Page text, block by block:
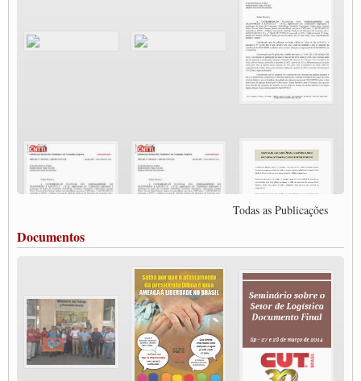
Modal-Live#9 Quais são os direitos dos trabalhador@s que contraem a Covid-19 na
Participe da Campanha Fora Bolsonaro
CNTTL e FECOOTAC apoiam Campanha de testes de COVID-19 para
MODAL-LIVE#8 - Lideranças sindicais da CNTTL, CGTB e dos caminhoneiros
O PAPEL DA ITF E FUTAC NAS LUTAS, EMPREGO, DIREITOS EM
ESCALA GLOBAL E DA DEFESA DA VIDA
Modal-Live #6: Com participação especial do professor da Unisinos e Doutor em
Ciências da Comunicação da USP, Rafael Grohmann, que coordena uma pesquisa
MODAL-LIVE #5 IMPACTOS DA COVID-19 NO TRABALHO VIÁRIO
(15/06/2020)
MODAL-LIVE #4 A privatização da gestão portuária e a Pandemia (9/06/2020)
MODAL-LIVE #4 A privatização da gestão portuária e a Pandemia (9/06/2020)
MODAL-LIVE #3 Impactos da COVID-19 na aviação (8/06/2020)
MODAL-LIVE #3 Impactos da COVID-19 na aviação (8/06/2020)
MODAL-LIVE #3 Impactos da COVID-19 na aviação (8/06/2020)
Todas as Publicações
Documentos